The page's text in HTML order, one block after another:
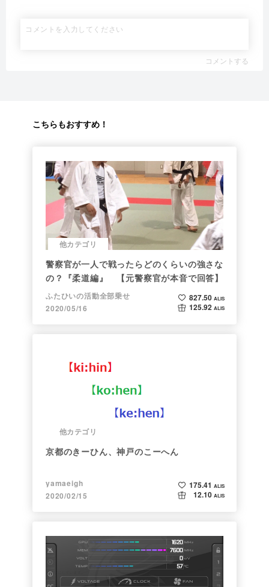
コメントする
こちらもおすすめ！
他カテゴリ
警察官が一人で戦ったらどのくらいの強さな
の？『柔道編』 【元警察官が本音で回答】
ふたひいの活動全部乗せ
2020/05/16
827.50 ALIS
125.92 ALIS
他カテゴリ
京都のきーひん、神戸のこーへん
yamaeigh
2020/02/15
175.41 ALIS
12.10 ALIS